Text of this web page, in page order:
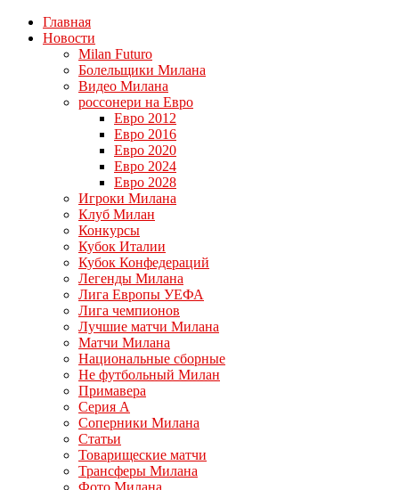
Главная
Новости
Milan Futuro
Болельщики Милана
Видео Милана
россонери на Евро
Евро 2012
Евро 2016
Евро 2020
Евро 2024
Евро 2028
Игроки Милана
Клуб Милан
Конкурсы
Кубок Италии
Кубок Конфедераций
Легенды Милана
Лига Европы УЕФА
Лига чемпионов
Лучшие матчи Милана
Матчи Милана
Национальные сборные
Не футбольный Милан
Примавера
Серия А
Соперники Милана
Статьи
Товарищеские матчи
Трансферы Милана
Фото Милана